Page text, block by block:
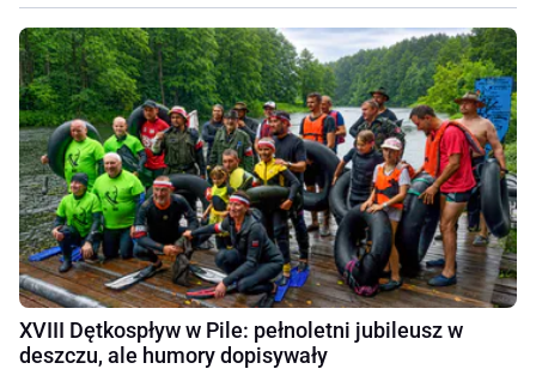
XVIII Dętkospływ w Pile: pełnoletni jubileusz w
deszczu, ale humory dopisywały